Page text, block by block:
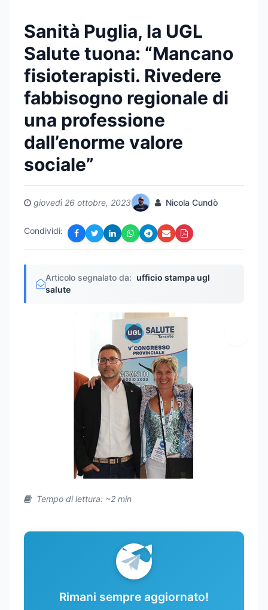
Sanità Puglia, la UGL
Salute tuona: “Mancano
fisioterapisti. Rivedere
fabbisogno regionale di
una professione
dall’enorme valore
sociale”
giovedì 26 ottobre, 2023 Nicola Cundò
Condividi:
Articolo segnalato da: ufficio stampa ugl
salute
Tempo di lettura: ~2 min
Rimani sempre aggiornato!